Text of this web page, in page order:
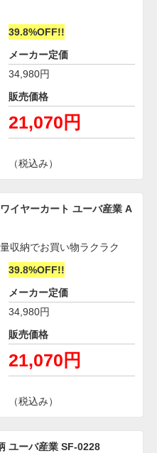
39.8%OFF!!
メーカー定価
34,980円
販売価格
21,070円
（税込み）
イヤーカート ユーバ産業 A
収納でお買い物ラクラク
39.8%OFF!!
メーカー定価
34,980円
販売価格
21,070円
（税込み）
ユーバ産業 SF-0228